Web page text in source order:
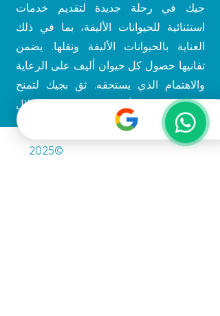
جيك في رحلة جديدة لتقديم خدمات
استثنائية للحيوانات الأليفة، بما في ذلك
العناية بالحيوانات الأليفة ونقلها. يضمن
تفانيها حصول كل حيوان أليف على الرعاية
والاهتمام الذي يستحقه. ثق بجيك لتمنح
حيواناتك الأليفة شعورًا بالحب والدلال!
©2025
Gato